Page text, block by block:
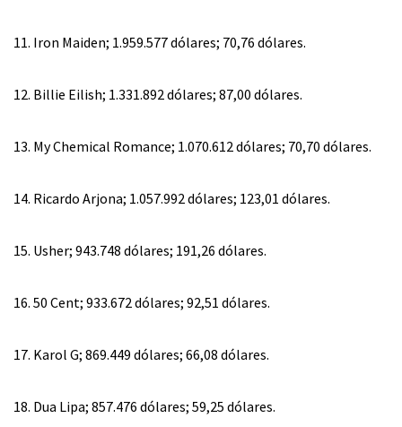
11. Iron Maiden; 1.959.577 dólares; 70,76 dólares.
12. Billie Eilish; 1.331.892 dólares; 87,00 dólares.
13. My Chemical Romance; 1.070.612 dólares; 70,70 dólares.
14. Ricardo Arjona; 1.057.992 dólares; 123,01 dólares.
15. Usher; 943.748 dólares; 191,26 dólares.
16. 50 Cent; 933.672 dólares; 92,51 dólares.
17. Karol G; 869.449 dólares; 66,08 dólares.
18. Dua Lipa; 857.476 dólares; 59,25 dólares.